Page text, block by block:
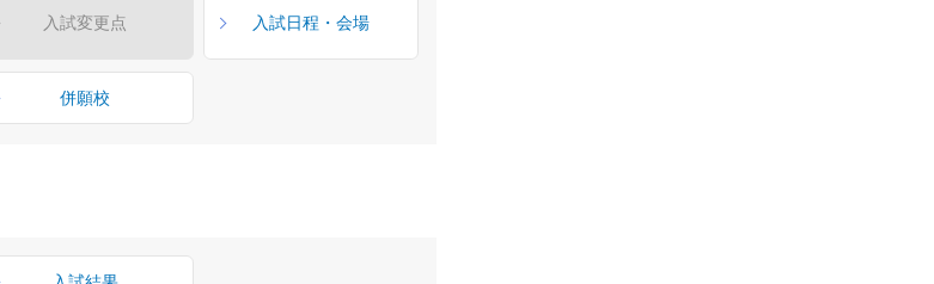
入試変更点 入試日程・会場
併願校